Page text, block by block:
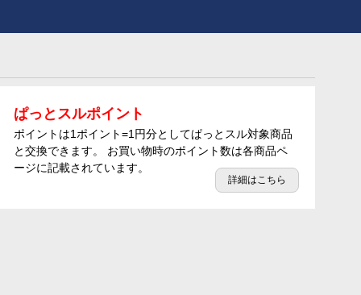
ぱっとスルポイント
ポイントは1ポイント=1円分としてぱっとスル対象商品
と交換できます。 お買い物時のポイント数は各商品ペ
ージに記載されています。
詳細はこちら